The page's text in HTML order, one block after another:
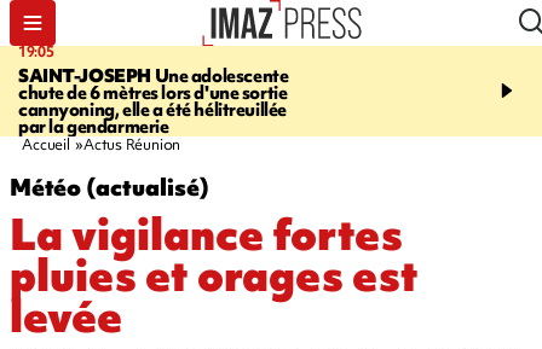
19:05
SAINT-JOSEPH Une adolescente
chute de 6 mètres lors d'une sortie
cannyoning, elle a été hélitreuillée
par la gendarmerie
20:44
rouée de coups,
Accueil Actus Réunion
Météo (actualisé)
La vigilance fortes
pluies et orages est
levée